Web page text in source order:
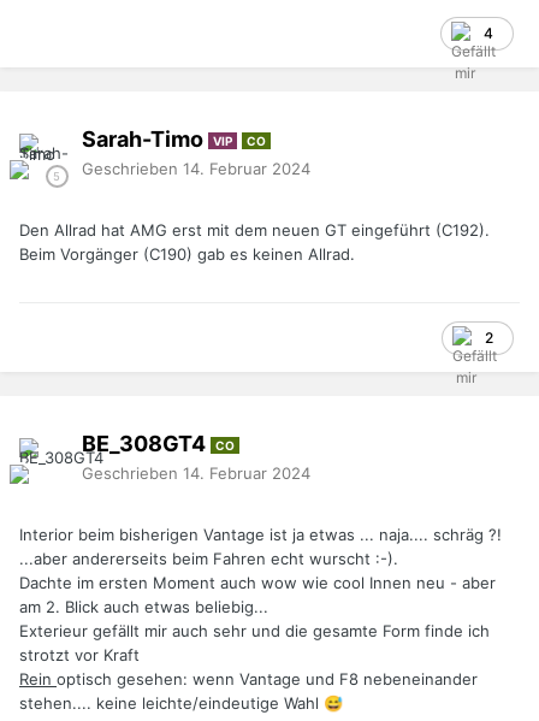
4
Sarah-Timo VIP CO
Geschrieben 14. Februar 2024
Den Allrad hat AMG erst mit dem neuen GT eingeführt (C192).
Beim Vorgänger (C190) gab es keinen Allrad.
2
BE_308GT4 CO
Geschrieben 14. Februar 2024
Interior beim bisherigen Vantage ist ja etwas ... naja.... schräg ?!
...aber andererseits beim Fahren echt wurscht :-).
Dachte im ersten Moment auch wow wie cool Innen neu - aber
am 2. Blick auch etwas beliebig...
Exterieur gefällt mir auch sehr und die gesamte Form finde ich
strotzt vor Kraft
Rein optisch gesehen: wenn Vantage und F8 nebeneinander
stehen.... keine leichte/eindeutige Wahl 😅